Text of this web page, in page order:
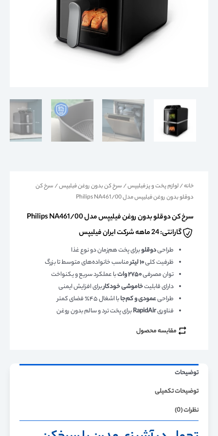
خانه/لوازم پخت و پز فیلیپس/ سرخ کن بدون روغن فیلیپس/ سرخ کن
دوقلو بدون روغن فیلیپس مدل Philips NA461/00
سرخ کن دوقلو بدون روغن فیلیپس مدل Philips NA461/00
گارانتی: 24 ماهه شرکت ایران فیلیپس
طراحیدوقلوبرای پخت هم‌زمان دو نوع غذا
ظرفیت کلی۱۰ لیتر
مناسب خانواده‌های متوسط تا بزرگ
توان مصرفی۲۷۵۰ وات
با عملکرد سریع و یکنواخت
دارای قابلیتخاموشی خودکاربرای افزایش ایمنی
طراحیعمودی و کم‌جابا اشغال ۴۵٪ فضای کمتر
فناوریRapidAirبرای پخت ترد و سالم بدون روغن
مقایسه محصول
توضیحات
توضیحات تکمیلی
نظرات (0)